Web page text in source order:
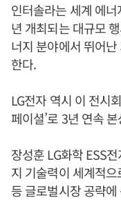
인터솔라는 세계 에
년 개최되는 대규모
너지 분야에서 뛰어
한다.
LG전자 역시 이 전시
페이셜’로 3년 연속
장성훈 LG화학 ESS
지 기술력이 세계적
등 글로벌시장 공략